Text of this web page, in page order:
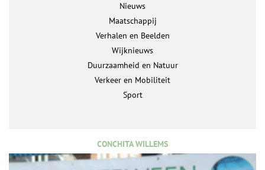
Nieuws
Maatschappij
Verhalen en Beelden
Wijknieuws
Duurzaamheid en Natuur
Verkeer en Mobiliteit
Sport
CONCHITA WILLEMS